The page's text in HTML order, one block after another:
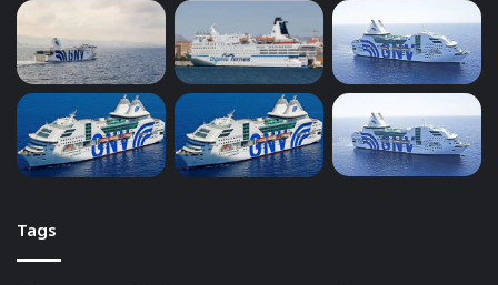
Tags